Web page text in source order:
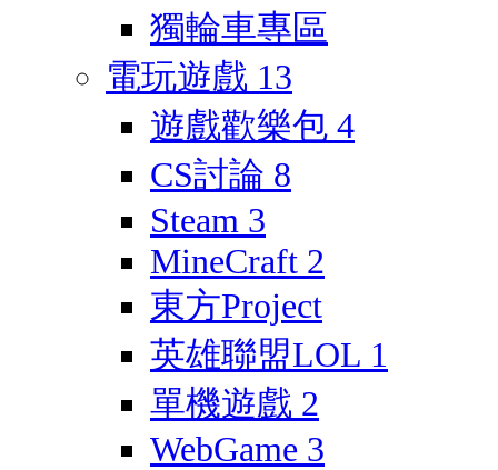
獨輪車專區
電玩遊戲 13
遊戲歡樂包 4
CS討論 8
Steam 3
MineCraft 2
東方Project
英雄聯盟LOL 1
單機遊戲 2
WebGame 3